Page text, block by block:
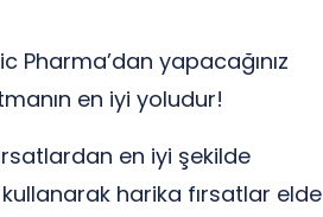
yapacağınız
en iyi yoludur!
en iyi şekilde
harika fırsatlar elde